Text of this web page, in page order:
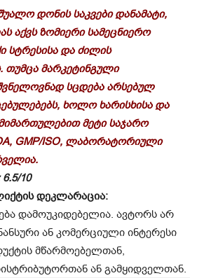
დონის საკვები დანამატი,
ზომიერი სამეცნიერო
სტრესისა და ძილის
თუმცა მარკეტინგული
სცდება არსებულ
ხოლო ხარისხისა და
მეტი საჯარო
GMP/ISO, ლაბორატორიული
10
დეკლარაცია:
დამოუკიდებელია. ავტორს არ
ან კომერციული ინტერესი
მწარმოებელთან,
ან გამყიდველთან.